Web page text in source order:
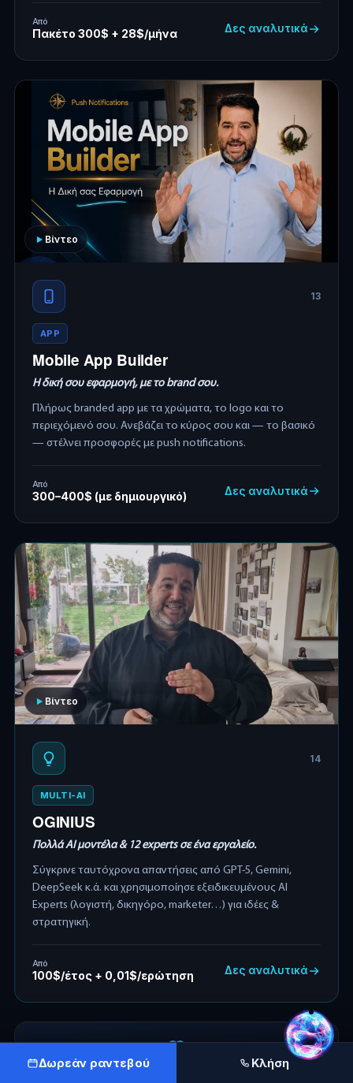
Από
Πακέτο 300$ + 28$/μήνα Δες αναλυτικά
Βίντεο
13
APP
Mobile App Builder
Η δική σου εφαρμογή, με το brand σου.
Πλήρως branded app με τα χρώματα, το logo και το
περιεχόμενό σου. Ανεβάζει το κύρος σου και — το βασικό
— στέλνει προσφορές με push notifications.
Από
300–400$ (με δημιουργικό) Δες αναλυτικά
Βίντεο
14
MULTI-AI
OGINIUS
Πολλά AI μοντέλα & 12 experts σε ένα εργαλείο.
Σύγκρινε ταυτόχρονα απαντήσεις από GPT-5, Gemini,
DeepSeek κ.ά. και χρησιμοποίησε εξειδικευμένους AI
Experts (λογιστή, δικηγόρο, marketer…) για ιδέες &
στρατηγική.
Από
100$/έτος + 0,01$/ερώτηση Δες αναλυτικά
Δωρεάν ραντεβού Κλήση